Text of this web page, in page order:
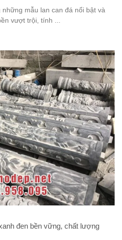
mẫu lan can đá nổi bật và
vượt trội, tính ...
đen bền vững, chất lượng